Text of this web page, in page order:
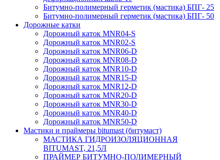
Битумно-полимерный герметик (мастика) БПГ- 25
Битумно-полимерный герметик (мастика) БПГ- 50
Дорожные катки
Дорожный каток MNR04-S
Дорожный каток MNR02-S
Дорожный каток MNR06-D
Дорожный каток MNR08-D
Дорожный каток MNR10-D
Дорожный каток MNR15-D
Дорожный каток MNR12-D
Дорожный каток MNR20-D
Дорожный каток MNR30-D
Дорожный каток MNR40-D
Дорожный каток MNR50-D
Мастики и праймеры bitumast (битумаст)
МАСТИКА ГИДРОИЗОЛЯЦИОННАЯ
BITUMAST, 21,5Л
ПРАЙМЕР БИТУМНО-ПОЛИМЕРНЫЙ